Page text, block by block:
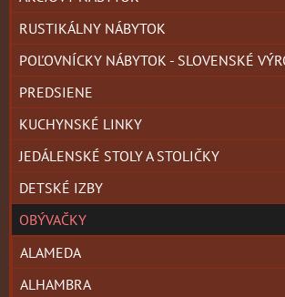
RUSTIKÁLNY NÁBYTOK
POĽOVNÍCKY NÁBYTOK - SLOVENSKÉ
PREDSIENE
KUCHYNSKÉ LINKY
JEDÁLENSKÉ STOLY A STOLIČKY
DETSKÉ IZBY
OBÝVAČKY
ALAMEDA
ALHAMBRA